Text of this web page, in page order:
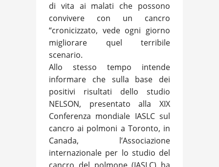
di vita ai malati che possono
convivere con un cancro
“cronicizzato, vede ogni giorno
migliorare quel terribile
scenario.
Allo stesso tempo intende
informare che sulla base dei
positivi risultati dello studio
NELSON, presentato alla XIX
Conferenza mondiale IASLC sul
cancro ai polmoni a Toronto, in
Canada, l’Associazione
internazionale per lo studio del